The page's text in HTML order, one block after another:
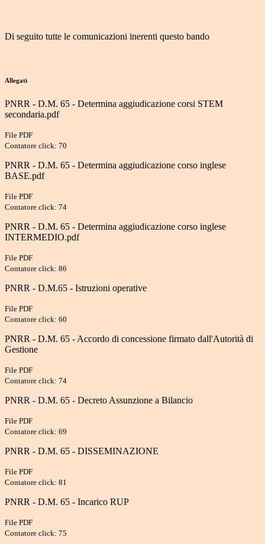
Di seguito tutte le comunicazioni inerenti questo bando
Allegati
PNRR - D.M. 65 - Determina aggiudicazione corsi STEM
secondaria.pdf
File PDF
Contatore click: 70
PNRR - D.M. 65 - Determina aggiudicazione corso inglese
BASE.pdf
File PDF
Contatore click: 74
PNRR - D.M. 65 - Determina aggiudicazione corso inglese
INTERMEDIO.pdf
File PDF
Contatore click: 86
PNRR - D.M.65 - Istruzioni operative
File PDF
Contatore click: 60
PNRR - D.M. 65 - Accordo di concessione firmato dall'Autorità di
Gestione
File PDF
Contatore click: 74
PNRR - D.M. 65 - Decreto Assunzione a Bilancio
File PDF
Contatore click: 69
PNRR - D.M. 65 - DISSEMINAZIONE
File PDF
Contatore click: 81
PNRR - D.M. 65 - Incarico RUP
File PDF
Contatore click: 75